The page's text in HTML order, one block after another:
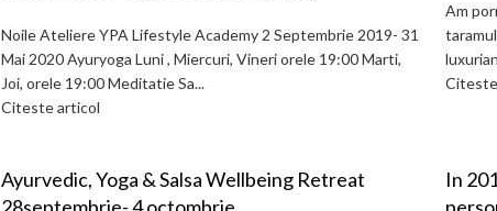
Noile Ateliere YPA Lifestyle Academy 2 Septembrie 2019- 31
Mai 2020 Ayuryoga Luni , Miercuri, Vineri orele 19:00 Marti,
Joi, orele 19:00 Meditatie Sa...
Citeste articol
Am
Ayurvedic, Yoga & Salsa Wellbeing Retreat
In